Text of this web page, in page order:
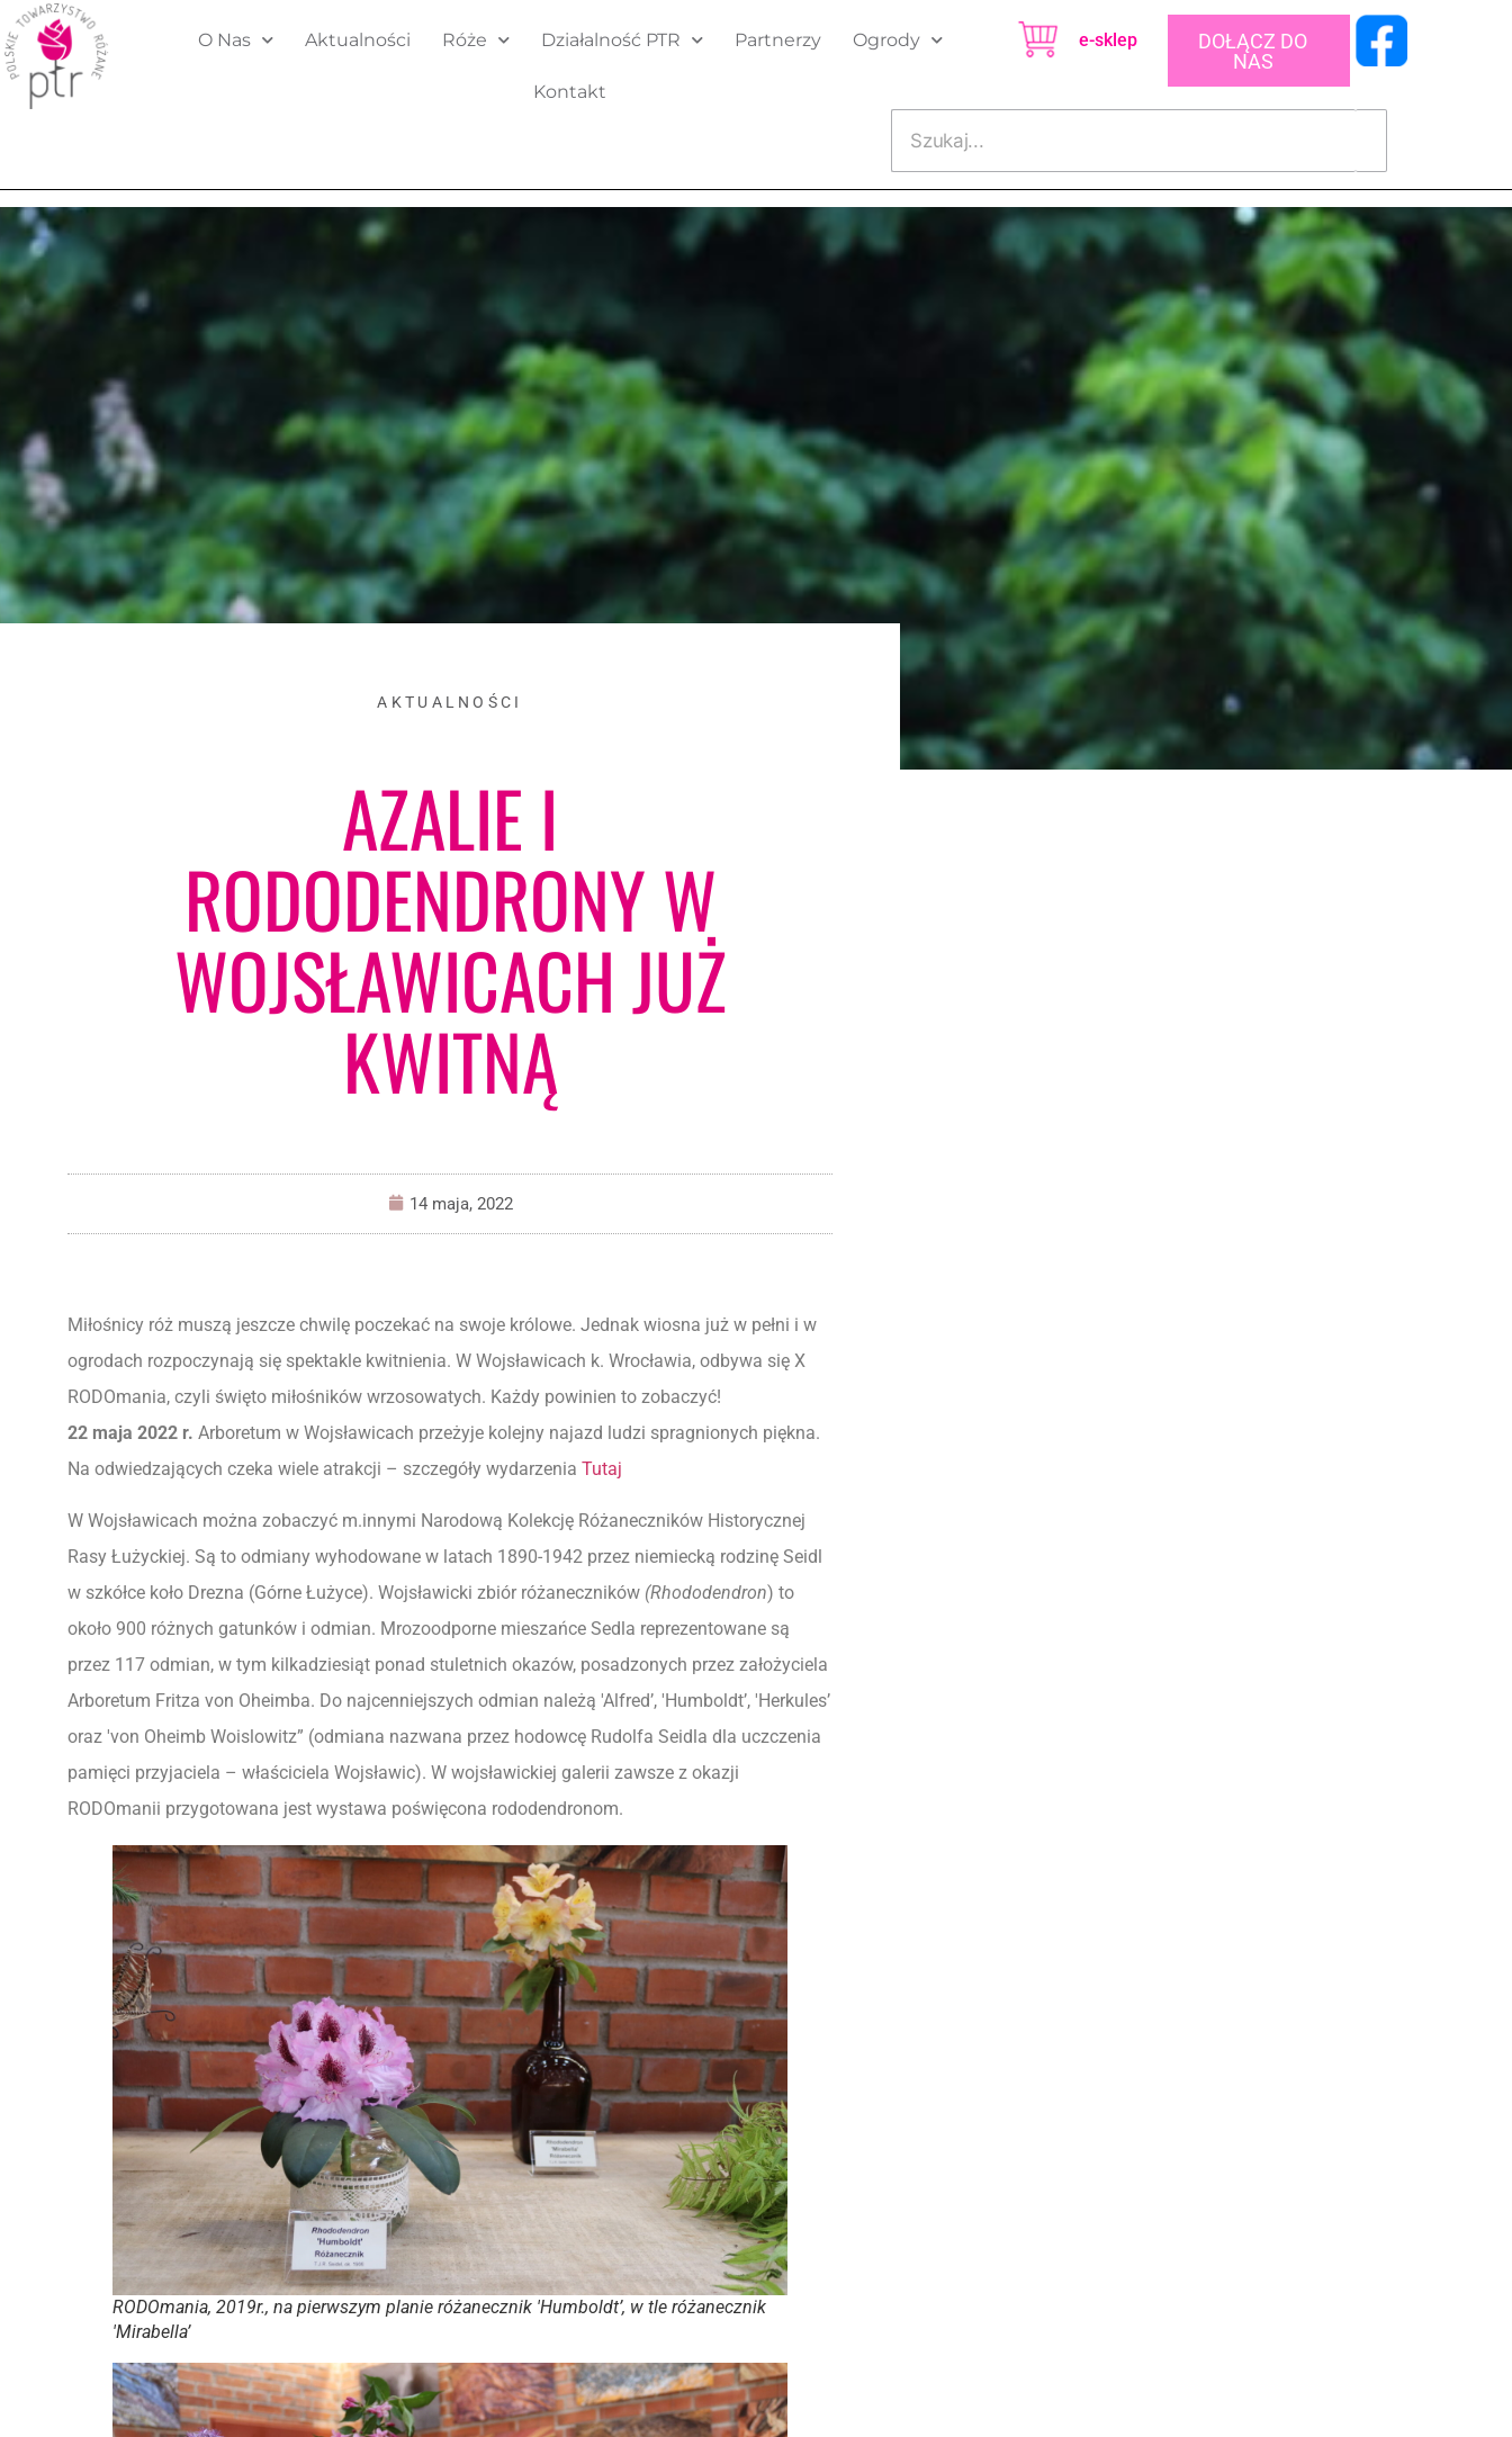
O Nas Aktualności Róże Działalność PTR Partnerzy Ogrody
Kontakt
e-sklep
DOŁĄCZ DO
NAS
AKTUALNOŚCI
AZALIE I
RODODENDRONY W
WOJSŁAWICACH JUŻ
KWITNĄ
14 maja, 2022
Miłośnicy róż muszą jeszcze chwilę poczekać na swoje królowe. Jednak wiosna już w pełni i w
ogrodach rozpoczynają się spektakle kwitnienia. W Wojsławicach k. Wrocławia, odbywa się X
RODOmania, czyli święto miłośników wrzosowatych. Każdy powinien to zobaczyć!
22 maja 2022 r. Arboretum w Wojsławicach przeżyje kolejny najazd ludzi spragnionych piękna.
Na odwiedzających czeka wiele atrakcji – szczegóły wydarzenia Tutaj
W Wojsławicach można zobaczyć m.innymi Narodową Kolekcję Różaneczników Historycznej
Rasy Łużyckiej. Są to odmiany wyhodowane w latach 1890-1942 przez niemiecką rodzinę Seidl
w szkółce koło Drezna (Górne Łużyce). Wojsławicki zbiór różaneczników (Rhododendron) to
około 900 różnych gatunków i odmian. Mrozoodporne mieszańce Sedla reprezentowane są
przez 117 odmian, w tym kilkadziesiąt ponad stuletnich okazów, posadzonych przez założyciela
Arboretum Fritza von Oheimba. Do najcenniejszych odmian należą 'Alfred’, 'Humboldt’, 'Herkules’
oraz 'von Oheimb Woislowitz” (odmiana nazwana przez hodowcę Rudolfa Seidla dla uczczenia
pamięci przyjaciela – właściciela Wojsławic). W wojsławickiej galerii zawsze z okazji
RODOmanii przygotowana jest wystawa poświęcona rododendronom.
RODOmania, 2019r., na pierwszym planie różanecznik 'Humboldt’, w tle różanecznik
'Mirabella’